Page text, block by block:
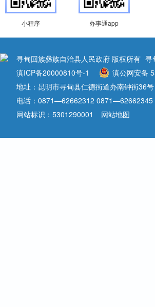
小程序 办事通app
寻甸回族彝族自治县人民政府 版权所有 寻
滇ICP备20000810号-1
滇公网安备
地址：昆明市寻甸县仁德街道办南钟街36号
电话：0871—62662312 0871—62662345
网站标识：5301290001
网站地图